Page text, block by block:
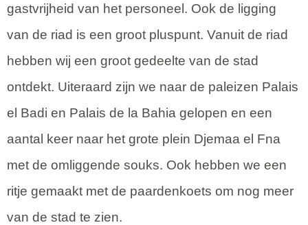
gastvrijheid van het personeel. Ook de ligging
van de riad is een groot pluspunt. Vanuit de riad
hebben wij een groot gedeelte van de stad
ontdekt. Uiteraard zijn we naar de paleizen Palais
el Badi en Palais de la Bahia gelopen en een
aantal keer naar het grote plein Djemaa el Fna
met de omliggende souks. Ook hebben we een
ritje gemaakt met de paardenkoets om nog meer
van de stad te zien.